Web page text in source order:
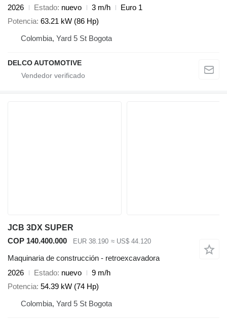
2026 Estado nuevo 3 m/h
Euro 1
Potencia 63.21 kW (86 Hp)
Colombia, Yard 5 St Bogota
DELCO AUTOMOTIVE
JCB 3DX SUPER
COP 140.400.000
EUR 38.190 ≈ US$ 44.120
Maquinaria de construcción - retroexcavadora
2026
Estado nuevo
9 m/h
Potencia 54.39 kW (74 Hp)
Colombia, Yard 5 St Bogota